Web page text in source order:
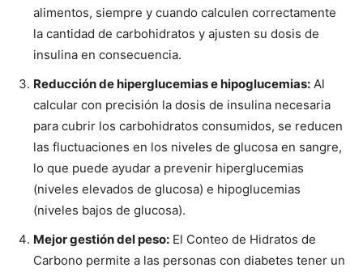
alimentos, siempre y cuando calculen correctamente
la cantidad de carbohidratos y ajusten su dosis de
insulina en consecuencia.
Reducción de hiperglucemias e hipoglucemias: Al
calcular con precisión la dosis de insulina necesaria
para cubrir los carbohidratos consumidos, se reducen
las fluctuaciones en los niveles de glucosa en sangre,
lo que puede ayudar a prevenir hiperglucemias
(niveles elevados de glucosa) e hipoglucemias
(niveles bajos de glucosa).
Mejor gestión del peso: El Conteo de Hidratos de
Carbono permite a las personas con diabetes tener un